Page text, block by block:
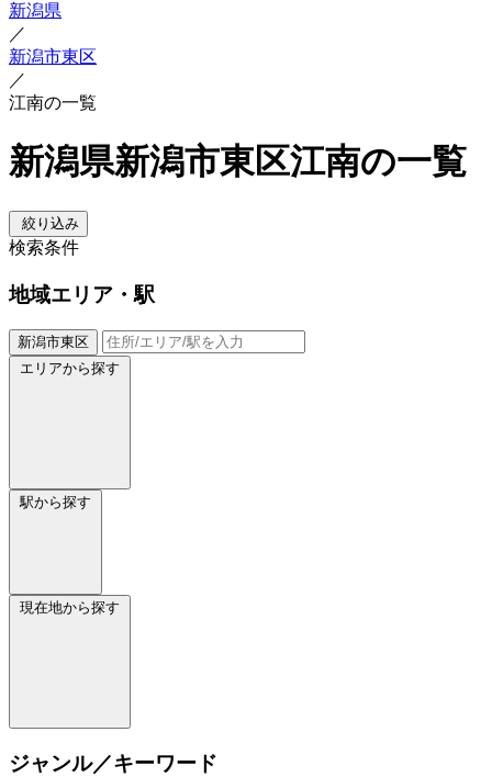
新潟県
／
新潟市東区
／
江南の一覧
新潟県新潟市東区江南の一覧
絞り込み
検索条件
地域エリア・駅
新潟市東区
エリアから探す
駅から探す
現在地から探す
ジャンル／キーワード